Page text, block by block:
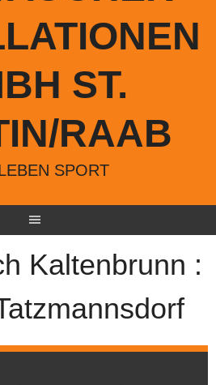
ST.
RAAB
SPORT
Kaltenbrunn :